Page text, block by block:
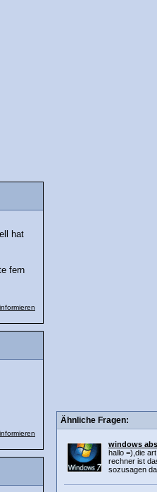
hat
fern
Ähnliche Fragen:
windows
hallo =),die
rechner ist
sozusagen